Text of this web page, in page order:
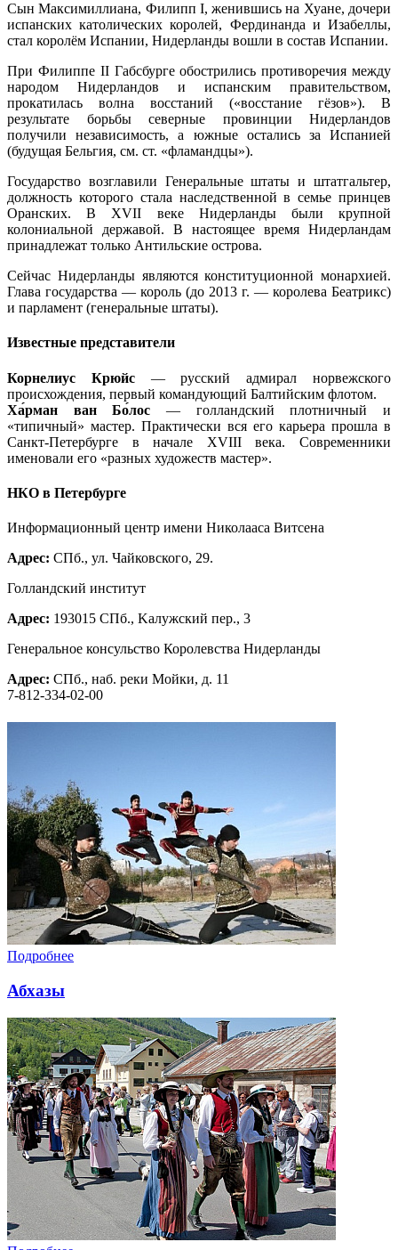
Сын Максимиллиана, Филипп I, женившись на Хуане, дочери
испанских католических королей, Фердинанда и Изабеллы,
стал королём Испании, Нидерланды вошли в состав Испании.
При Филиппе II Габсбурге обострились противоречия между
народом Нидерландов и испанским правительством,
прокатилась волна восстаний («восстание гёзов»). В
результате борьбы северные провинции Нидерландов
получили независимость, а южные остались за Испанией
(будущая Бельгия, см. ст. «фламандцы»).
Государство возглавили Генеральные штаты и штатгальтер,
должность которого стала наследственной в семье принцев
Оранских. В XVII веке Нидерланды были крупной
колониальной державой. В настоящее время Нидерландам
принадлежат только Антильские острова.
Сейчас Нидерланды являются конституционной монархией.
Глава государства — король (до 2013 г. — королева Беатрикс)
и парламент (генеральные штаты).
Известные представители
Корнелиус Крюйс— русский адмирал норвежского
происхождения, первый командующий Балтийским флотом.
Ха́рман ван Бо́лос — голландский плотничный и
«типичный» мастер. Практически вся его карьера прошла в
Санкт-Петербурге в начале XVIII века. Современники
именовали его «разных художеств мастер».
НКО в Петербурге
Информационный центр имени Николааса Витсена
Адрес: СПб., ул. Чайковского, 29.
Голландский институт
Адрес: 193015 СПб., Kалужский пер., 3
Генеральное консульство Королевства Нидерланды
Адрес: СПб., наб. реки Мойки, д. 11
7-812-334-02-00
Подробнее
Абхазы